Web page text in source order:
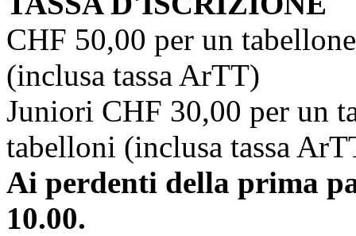
CHF 50,00 per un
(inclusa tassa ArTT)
Juniori CHF 30,00 per un
tabelloni (inclusa tassa
Ai perdenti della prima
10.00.